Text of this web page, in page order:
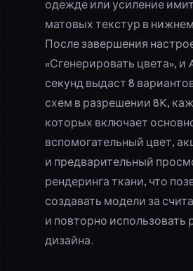
одежде или усиление
матовых текстур в
После завершения
«Сгенерировать цвета», и
секунд выдаст 8
схем в разрешении 8K,
которых включает
вспомогательный цвет,
и предварительный
рендеринга ткани, что
создавать модели за
и повторно использовать
дизайна.